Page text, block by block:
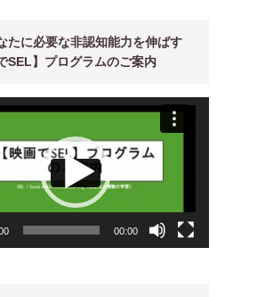
たに必要な非認知能力を伸ばす
SEL】プログラムのご案内
00:00